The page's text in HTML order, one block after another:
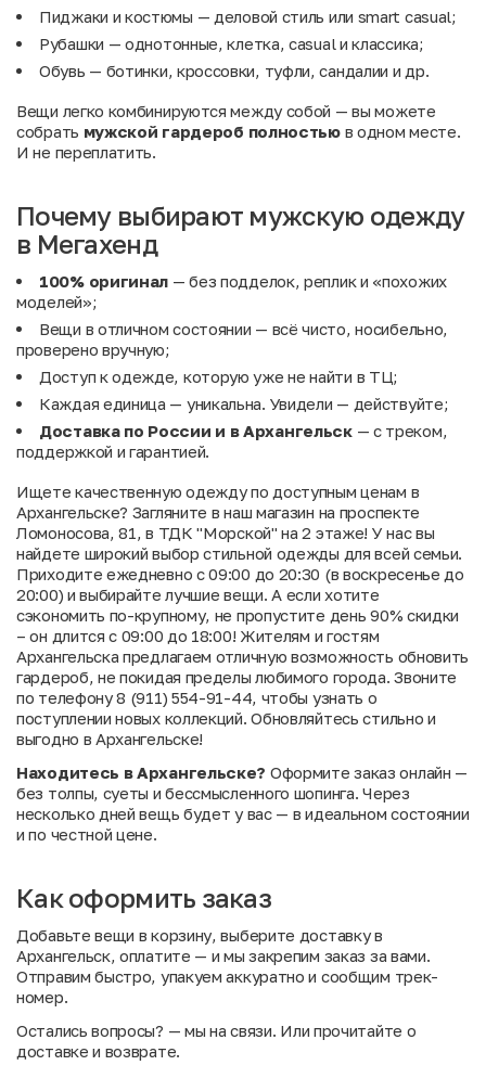
Пиджаки и костюмы — деловой стиль или smart casual;
Рубашки — однотонные, клетка, casual и классика;
Обувь — ботинки, кроссовки, туфли, сандалии и др.
Вещи легко комбинируются между собой — вы можете
собрать мужской гардероб полностьюв одном месте.
И не переплатить.
Почему выбирают мужскую одежду
в Мегахенд
100% оригинал — без подделок, реплик и «похожих
моделей»;
Вещи в отличном состоянии — всё чисто, носибельно,
проверено вручную;
Доступ к одежде, которую уже не найти в ТЦ;
Каждая единица — уникальна. Увидели — действуйте;
Доставка по России и в Архангельск— с треком,
поддержкой и гарантией.
Ищете качественную одежду по доступным ценам в
Архангельске? Загляните в наш магазин на проспекте
Ломоносова, 81, в ТДК "Морской" на 2 этаже! У нас вы
найдете широкий выбор стильной одежды для всей семьи.
Приходите ежедневно с 09:00 до 20:30 (в воскресенье до
20:00) и выбирайте лучшие вещи. А если хотите
сэкономить по-крупному, не пропустите день 90% скидки
– он длится с 09:00 до 18:00! Жителям и гостям
Архангельска предлагаем отличную возможность обновить
гардероб, не покидая пределы любимого города. Звоните
по телефону 8 (911) 554-91-44, чтобы узнать о
поступлении новых коллекций. Обновляйтесь стильно и
выгодно в Архангельске!
Находитесь в Архангельске? Оформите заказ онлайн —
без толпы, суеты и бессмысленного шопинга. Через
несколько дней вещь будет у вас — в идеальном состоянии
и по честной цене.
Как оформить заказ
Добавьте вещи в корзину, выберите доставку в
Архангельск, оплатите — и мы закрепим заказ за вами.
Отправим быстро, упакуем аккуратно и сообщим трек-
номер.
Остались вопросы? — мы на связи. Или прочитайте о
доставке и возврате.